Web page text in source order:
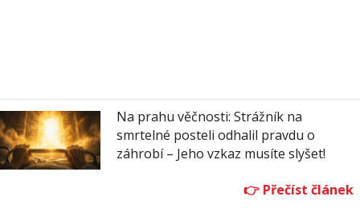
Na prahu věčnosti: Strážník na
smrtelné posteli odhalil pravdu o
záhrobí – Jeho vzkaz musíte slyšet!